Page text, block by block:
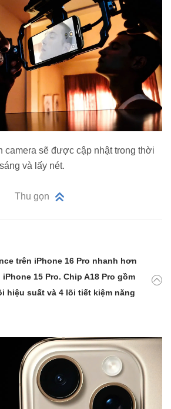
camera sẽ được cập nhật trong thời
và lấy nét.
Thu gọn
trên iPhone 16 Pro nhanh hơn
15 Pro. Chip A18 Pro gồm
hiệu suất và 4 lõi tiết kiệm năng